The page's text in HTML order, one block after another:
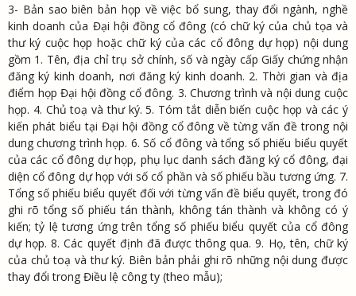
3- Bản sao biên bản họp về việc bổ sung, thay đổi ngành, nghề
kinh doanh của Đại hội đồng cổ đông (có chữ ký của chủ tọa và
thư ký cuộc họp hoặc chữ ký của các cổ đông dự họp) nội dung
gồm 1. Tên, địa chỉ trụ sở chính, số và ngày cấp Giấy chứng nhận
đăng ký kinh doanh, nơi đăng ký kinh doanh. 2. Thời gian và địa
điểm họp Đại hội đồng cổ đông. 3. Chương trình và nội dung cuộc
họp. 4. Chủ toạ và thư ký. 5. Tóm tắt diễn biến cuộc họp và các ý
kiến phát biểu tại Đại hội đồng cổ đông về từng vấn đề trong nội
dung chương trình họp. 6. Số cổ đông và tổng số phiếu biểu quyết
của các cổ đông dự họp, phụ lục danh sách đăng ký cổ đông, đại
diện cổ đông dự họp với số cổ phần và số phiếu bầu tương ứng. 7.
Tổng số phiếu biểu quyết đối với từng vấn đề biểu quyết, trong đó
ghi rõ tổng số phiếu tán thành, không tán thành và không có ý
kiến; tỷ lệ tương ứng trên tổng số phiếu biểu quyết của cổ đông
dự họp. 8. Các quyết định đã được thông qua. 9. Họ, tên, chữ ký
của chủ toạ và thư ký. Biên bản phải ghi rõ những nội dung được
thay đổi trong Điều lệ công ty (theo mẫu);